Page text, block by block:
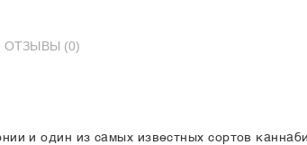
ОТЗЫВЫ (0)
и один из самых известных сортов